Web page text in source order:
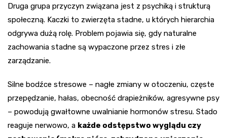
Druga grupa przyczyn związana jest z psychiką i strukturą
społeczną. Kaczki to zwierzęta stadne, u których hierarchia
odgrywa dużą rolę. Problem pojawia się, gdy naturalne
zachowania stadne są wypaczone przez stres i złe
zarządzanie.
Silne bodźce stresowe – nagłe zmiany w otoczeniu, częste
przepędzanie, hałas, obecność drapieżników, agresywne psy
– powodują gwałtowne uwalnianie hormonów stresu. Stado
reaguje nerwowo, a każde odstępstwo wyglądu czy